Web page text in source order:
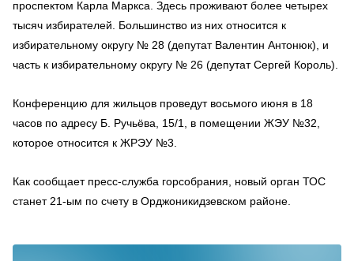
проспектом Карла Маркса. Здесь проживают более четырех
тысяч избирателей. Большинство из них относится к
избирательному округу № 28 (депутат Валентин Антонюк), и
часть к избирательному округу № 26 (депутат Сергей Король).
Конференцию для жильцов проведут восьмого июня в 18
часов по адресу Б. Ручьёва, 15/1, в помещении ЖЭУ №32,
которое относится к ЖРЭУ №3.
Как сообщает пресс-служба горсобрания, новый орган ТОС
станет 21-ым по счету в Орджоникидзевском районе.